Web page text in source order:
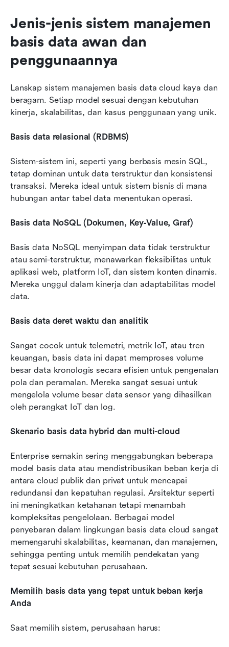
Jenis-jenis sistem manajemen
basis data awan dan
penggunaannya
Lanskap sistem manajemen basis data cloud kaya dan
beragam. Setiap model sesuai dengan kebutuhan
kinerja, skalabilitas, dan kasus penggunaan yang unik.
Basis data relasional (RDBMS)
Sistem-sistem ini, seperti yang berbasis mesin SQL,
tetap dominan untuk data terstruktur dan konsistensi
transaksi. Mereka ideal untuk sistem bisnis di mana
hubungan antar tabel data menentukan operasi.
Basis data NoSQL (Dokumen, Key‑Value, Graf)
Basis data NoSQL menyimpan data tidak terstruktur
atau semi-terstruktur, menawarkan fleksibilitas untuk
aplikasi web, platform IoT, dan sistem konten dinamis.
Mereka unggul dalam kinerja dan adaptabilitas model
data.
Basis data deret waktu dan analitik
Sangat cocok untuk telemetri, metrik IoT, atau tren
keuangan, basis data ini dapat memproses volume
besar data kronologis secara efisien untuk pengenalan
pola dan peramalan. Mereka sangat sesuai untuk
mengelola volume besar data sensor yang dihasilkan
oleh perangkat IoT dan log.
Skenario basis data hybrid dan multi-cloud
Enterprise semakin sering menggabungkan beberapa
model basis data atau mendistribusikan beban kerja di
antara cloud publik dan privat untuk mencapai
redundansi dan kepatuhan regulasi. Arsitektur seperti
ini meningkatkan ketahanan tetapi menambah
kompleksitas pengelolaan. Berbagai model
penyebaran dalam lingkungan basis data cloud sangat
memengaruhi skalabilitas, keamanan, dan manajemen,
sehingga penting untuk memilih pendekatan yang
tepat sesuai kebutuhan perusahaan.
Memilih basis data yang tepat untuk beban kerja
Anda
Saat memilih sistem, perusahaan harus: